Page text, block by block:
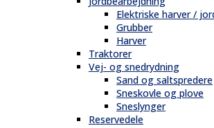
Elektriske harver /
Grubber
Harver
Traktorer
Vej- og snedrydning
Sand og saltspredere
Sneskovle og plove
Sneslynger
Reservedele